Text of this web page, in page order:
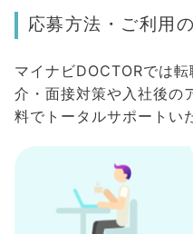
応募方法・ご利用
マイナビDOCTORでは
介・面接対策や入社後の
料でトータルサポートい